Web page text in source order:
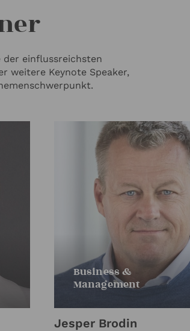
der einflussreichsten
weitere Keynote Speaker,
Business &
Management
Jesper Brodin